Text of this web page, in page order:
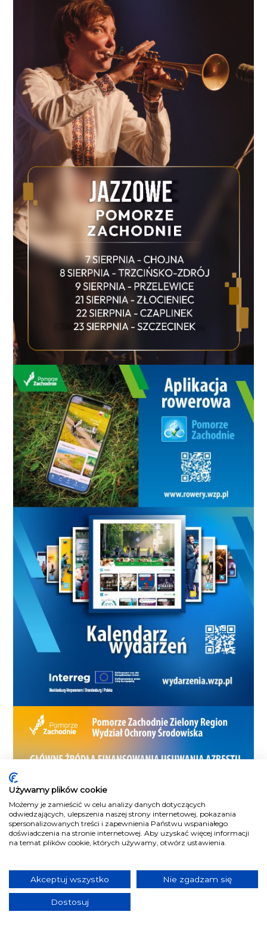
Używamy plików cookie
Możemy je zamieścić w celu analizy danych dotyczących
odwiedzających, ulepszenia naszej strony internetowej, pokazania
spersonalizowanych treści i zapewnienia Państwu wspaniałego
doświadczenia na stronie internetowej. Aby uzyskać więcej informacji
na temat plików cookie, których używamy, otwórz ustawienia.
Akceptuj wszystko Nie zgadzam się
Dostosuj